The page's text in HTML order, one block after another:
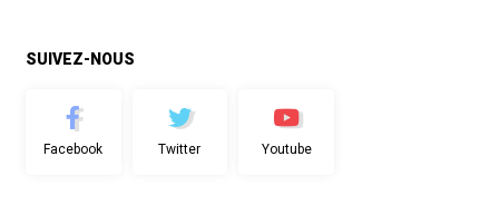
SUIVEZ-NOUS
Facebook Twitter Youtube